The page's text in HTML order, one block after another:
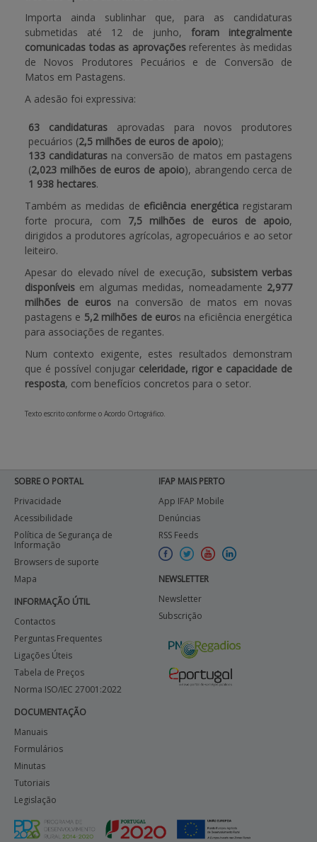
Importa ainda sublinhar que, para as candidaturas
submetidas até 12 de junho, foram integralmente
comunicadas todas as aprovaçõesreferentes às medidas
de Novos Produtores Pecuários e de Conversão de
Matos em Pastagens.
A adesão foi expressiva:
63 candidaturas aprovadas para novos produtores
pecuários (2,5 milhões de euros de apoio);
133 candidaturas na conversão de matos em pastagens
(2,023 milhões de euros de apoio), abrangendo cerca de
1 938 hectares.
Também as medidas de eficiência energética registaram
forte procura, com 7,5 milhões de euros de apoio,
dirigidos a produtores agrícolas, agropecuários e ao setor
leiteiro.
Apesar do elevado nível de execução, subsistem verbas
disponíveis em algumas medidas, nomeadamente 2,977
milhões de euros na conversão de matos em novas
pastagens e 5,2 milhões de euros na eficiência energética
para associações de regantes.
Num contexto exigente, estes resultados demonstram
que é possível conjugar celeridade, rigor e capacidade de
resposta, com benefícios concretos para o setor.
Texto escrito conforme o Acordo Ortográfico.
SOBRE O PORTAL
Privacidade
Acessibilidade
Política de Segurança de
Informação
Browsers de suporte
Mapa
INFORMAÇÃO ÚTIL
Contactos
Perguntas Frequentes
Ligações Úteis
Tabela de Preços
Norma ISO/IEC 27001:2022
DOCUMENTAÇÃO
Manuais
Formulários
Minutas
Tutoriais
Legislação
IFAP MAIS PERTO
App IFAP Mobile
Denúncias
RSS Feeds
NEWSLETTER
Newsletter
Subscrição